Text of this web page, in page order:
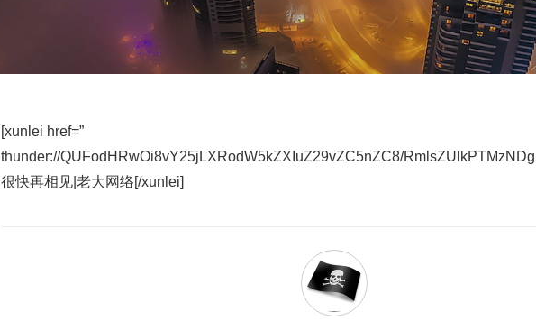
[xunlei href=”
thunder://QUFodHRwOi8vY25jLXRodW5kZXIuZ29vZC5nZC8/
很快再相见|老大网络[/xunlei]